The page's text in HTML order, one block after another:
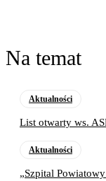
Na temat
Aktualności
List otwarty ws.
Aktualności
„Szpital